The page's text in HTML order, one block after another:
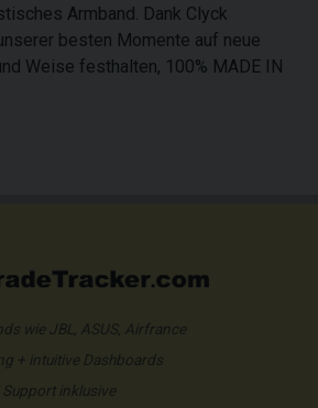
Armband. Dank Clyck
besten Momente auf neue
Weise festhalten, 100% MADE IN
wie JBL, ASUS, Airfrance
+ intuitive Dashboards
inklusive